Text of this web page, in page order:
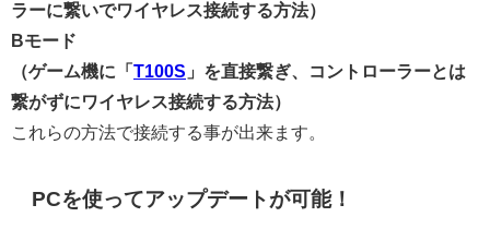
ラーに繋いでワイヤレス接続する方法）
Bモード
（ゲーム機に「 T100S 」を直接繋ぎ、コントローラーとは
繋がずにワイヤレス接続する方法）
これらの方法で接続する事が出来ます。
PCを使ってアップデートが可能！